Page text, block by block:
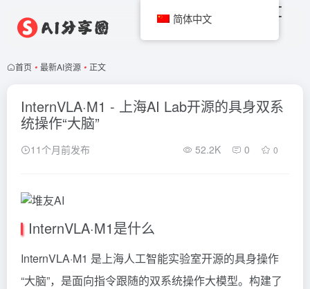
首页 • 最新AI资源 • 正文
InternVLA·M1 - 上海AI Lab开源的具身双系
统操作“大脑”
11个月前发布 52.2K 0 0
InternVLA·M1是什么
InternVLA·M1 是上海人工智能实验室开源的具身操作
“大脑”，是面向指令跟随的双系统操作大模型。构建了
简体中文